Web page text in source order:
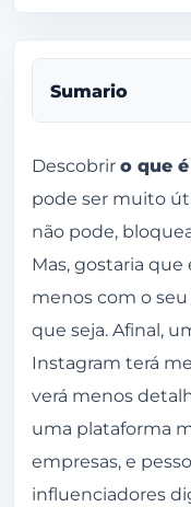
Sumario
O que é
O que acontece
Instagram?
O que é
restrição?
Como retirar a
Instagram?
Restringir no
Descobrir o que
pode ser muito
não pode,
Mas, gostaria
menos com o
que seja. Afinal,
Instagram terá
verá menos
uma plataforma
empresas, e
influenciadores